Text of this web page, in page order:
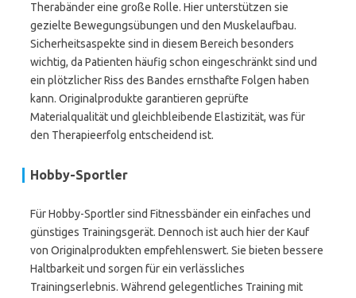
Therabänder eine große Rolle. Hier unterstützen sie
gezielte Bewegungsübungen und den Muskelaufbau.
Sicherheitsaspekte sind in diesem Bereich besonders
wichtig, da Patienten häufig schon eingeschränkt sind und
ein plötzlicher Riss des Bandes ernsthafte Folgen haben
kann. Originalprodukte garantieren geprüfte
Materialqualität und gleichbleibende Elastizität, was für
den Therapieerfolg entscheidend ist.
Hobby-Sportler
Für Hobby-Sportler sind Fitnessbänder ein einfaches und
günstiges Trainingsgerät. Dennoch ist auch hier der Kauf
von Originalprodukten empfehlenswert. Sie bieten bessere
Haltbarkeit und sorgen für ein verlässliches
Trainingserlebnis. Während gelegentliches Training mit